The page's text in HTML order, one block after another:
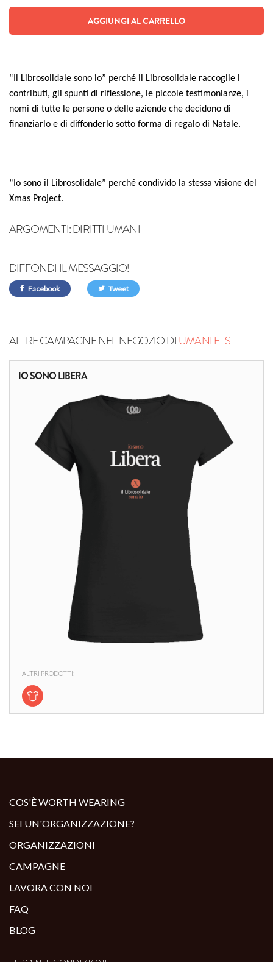
AGGIUNGI AL CARRELLO
“Il Librosolidale sono io” perché il Librosolidale raccoglie i
contributi, gli spunti di riflessione, le piccole testimonianze, i
nomi di tutte le persone o delle aziende che decidono di
finanziarlo e di diffonderlo sotto forma di regalo di Natale.
“Io sono il Librosolidale” perché condivido la stessa visione del
Xmas Project.
ARGOMENTI:DIRITTI UMANI
DIFFONDI IL MESSAGGIO!
Facebook Tweet
ALTRE CAMPAGNE NEL NEGOZIO DIUMANI ETS
IO SONO LIBERA
ALTRI PRODOTTI:
COS'È WORTH WEARING
SEI UN'ORGANIZZAZIONE?
ORGANIZZAZIONI
CAMPAGNE
LAVORA CON NOI
FAQ
BLOG